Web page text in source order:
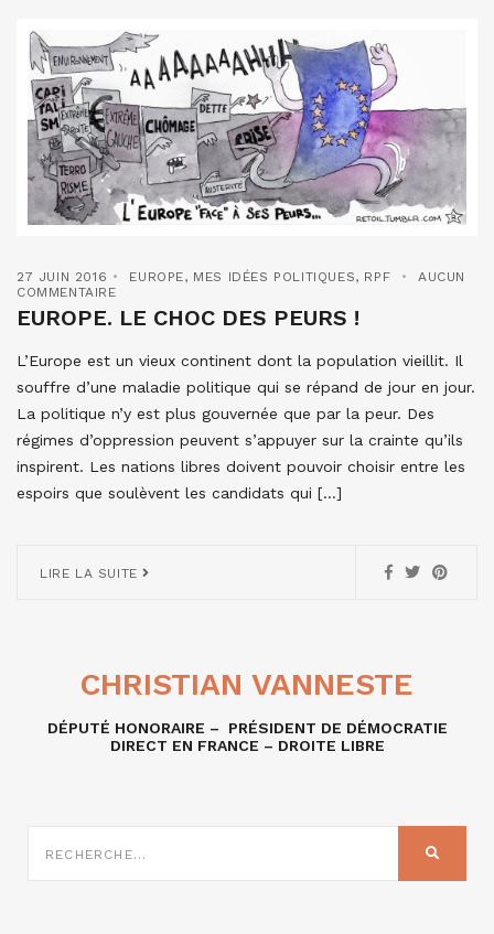
27 JUIN 2016 EUROPE, MES IDÉES POLITIQUES, RPF
AUCUN
COMMENTAIRE
EUROPE. LE CHOC DES PEURS !
L’Europe est un vieux continent dont la population vieillit. Il
souffre d’une maladie politique qui se répand de jour en jour.
La politique n’y est plus gouvernée que par la peur. Des
régimes d’oppression peuvent s’appuyer sur la crainte qu’ils
inspirent. Les nations libres doivent pouvoir choisir entre les
espoirs que soulèvent les candidats qui […]
LIRE LA SUITE
CHRISTIAN VANNESTE
DÉPUTÉ HONORAIRE – PRÉSIDENT DE DÉMOCRATIE
DIRECT EN FRANCE – DROITE LIBRE
RECHERCHE
SUR